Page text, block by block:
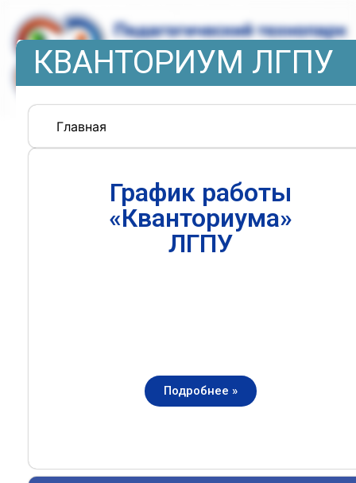
КВАНТОРИУМ ЛГПУ
Главная
График работы
«Кванториума»
ЛГПУ
Подробнее »